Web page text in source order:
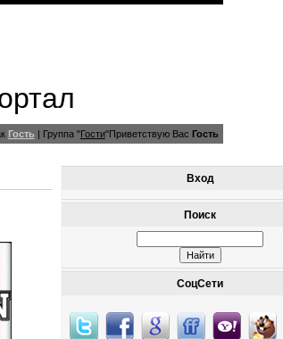
Гость | Группа"Гости"Приветствую Вас Гость
Вход
Поиск
СоцСети